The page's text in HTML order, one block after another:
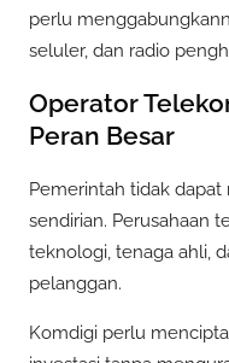
perlu
seluler, dan radio
Operator
Peran Besar
Pemerintah tidak
sendirian. Perusahaan
teknologi, tenaga ahli,
pelanggan.
Komdigi perlu